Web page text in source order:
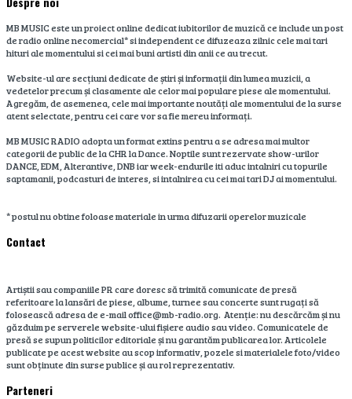
MB MUSIC este un proiect online dedicat iubitorilor de muzică ce include un post
de radio online necomercial* si independent ce difuzeaza zilnic cele mai tari
hituri ale momentului si cei mai buni artisti din anii ce au trecut.
Website-ul are secțiuni dedicate de știri și informații din lumea muzicii, a
vedetelor precum și clasamente ale celor mai populare piese ale momentului.
Agregăm, de asemenea, cele mai importante noutăți ale momentului de la surse
atent selectate, pentru cei care vor sa fie mereu informați.
MB MUSIC RADIO adopta un format extins pentru a se adresa mai multor
categorii de public de la CHR la Dance. Noptile sunt rezervate show-urilor
DANCE, EDM, Alterantive, DNB iar week-endurile iti aduc intalniri cu topurile
saptamanii, podcasturi de interes, si intalnirea cu cei mai tari DJ ai momentului.
* postul nu obtine foloase materiale in urma difuzarii operelor muzicale
Contact
Artiștii sau companiile PR care doresc să trimită comunicate de presă
referitoare la lansări de piese, albume, turnee sau concerte sunt rugați să
folosească adresa de e-mail office@mb-radio.org. Atenție: nu descărcăm și nu
găzduim pe serverele website-ului fișiere audio sau video. Comunicatele de
presă se supun politicilor editoriale și nu garantăm publicarea lor. Articolele
publicate pe acest website au scop informativ, pozele si materialele foto/video
sunt obținute din surse publice și au rol reprezentativ.
Parteneri